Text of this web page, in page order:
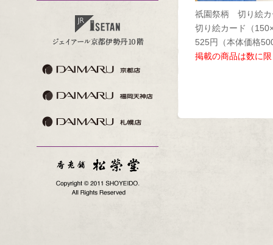
祇園祭柄 切り絵カ
切り絵カード（
525円（本体価格
掲載の商品は数に